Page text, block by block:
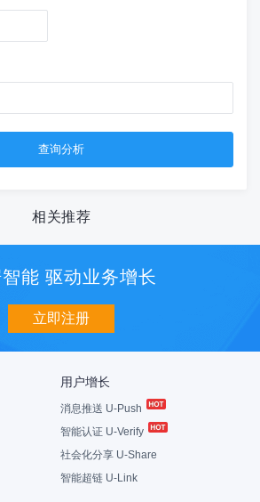
相关推荐
能 驱动业务增长
立即注册
用户增长
消息推送 U-Push
智能认证 U-Verify
社会化分享 U-Share
智能超链 U-Link